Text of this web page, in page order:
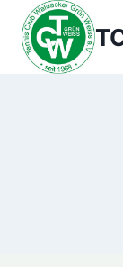
Zum
Inhalt
springen